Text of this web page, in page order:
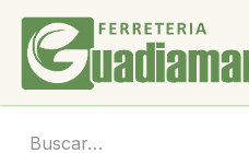
Ir al contenido